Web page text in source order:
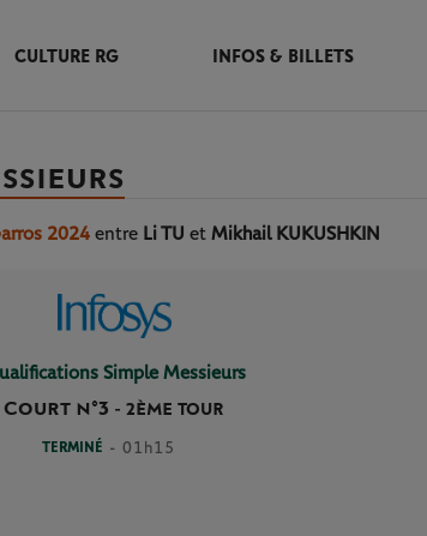
CULTURE RG INFOS & BILLETS
2024 entre Li TU et Mikhail KUKUSHKIN
Simple Messieurs
Court n°3 - 2ÈME TOUR
TERMINÉ - 01h15